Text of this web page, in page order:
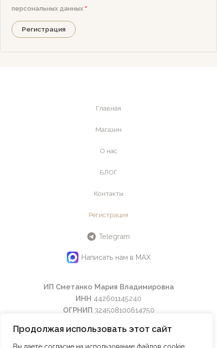
Продолжая использовать этот сайт
персональных данных *
Регистрация
Главная
Магазин
О нас
БЛОГ
Контакты
Регистрация
Telegram
Написать нам в MAX
ИП Сметанко Мария Владимировна
ИНН 442601145240
ОГРНИП 324508100614750
Тел: 8(916) 078-77-47